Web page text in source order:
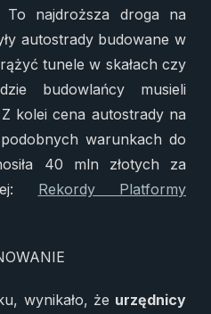
To najdroższa droga na
autostrady budowane w
tunele w skałach czy
budowlańcy musieli
kolei cena autostrady na
warunkach do
40 mln złotych za
Rekordy Platformy
wynikało, że urzędnicy